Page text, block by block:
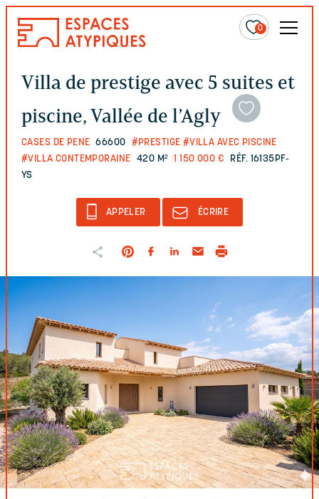
0
Villa de prestige avec 5 suites et
piscine, Vallée de l’Agly
CASES DE PENE 66600 #PRESTIGE #VILLA AVEC PISCINE
#VILLA CONTEMPORAINE 420 M² 1 150 000 €
RÉF. 16135PF-
YS
APPELER ÉCRIRE